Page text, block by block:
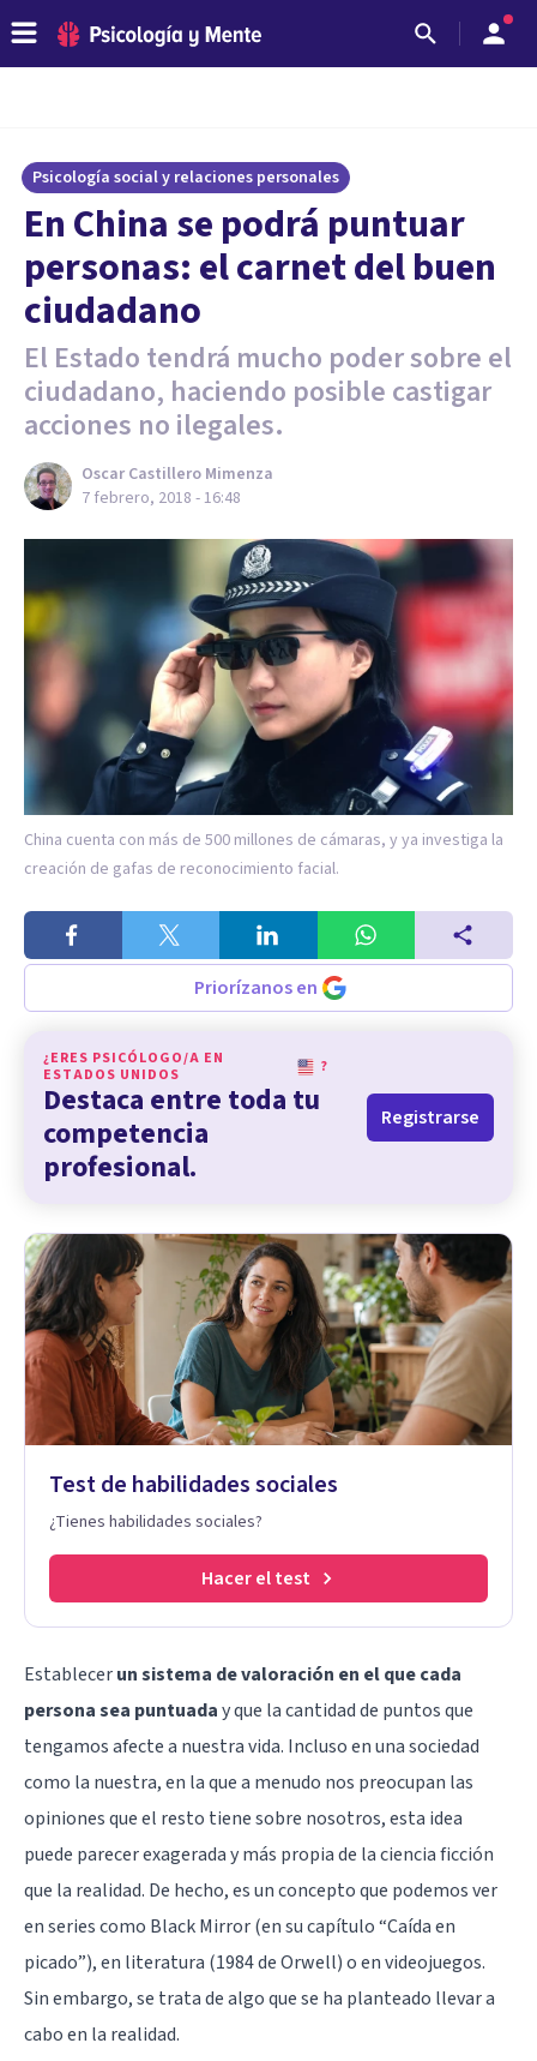
Psicología social y relaciones personales
En China se podrá puntuar
personas: el carnet del buen
ciudadano
El Estado tendrá mucho poder sobre el
ciudadano, haciendo posible castigar
acciones no ilegales.
Oscar Castillero Mimenza
7 febrero, 2018 - 16:48
China cuenta con más de 500 millones de cámaras, y ya investiga la
creación de gafas de reconocimiento facial.
Priorízanos en
¿ERES PSICÓLOGO/A EN
ESTADOS UNIDOS
?
Destaca entre toda tu
competencia
profesional.
Registrarse
Test de habilidades sociales
¿Tienes habilidades sociales?
Hacer el test
Establecerun sistema de valoración en el que cada
persona sea puntuaday que la cantidad de puntos que
tengamos afecte a nuestra vida. Incluso en una sociedad
como la nuestra, en la que a menudo nos preocupan las
opiniones que el resto tiene sobre nosotros, esta idea
puede parecer exagerada y más propia de la ciencia ficción
que la realidad. De hecho, es un concepto que podemos ver
en series como Black Mirror (en su capítulo “Caída en
picado”), en literatura (1984 de Orwell) o en videojuegos.
Sin embargo, se trata de algo que se ha planteado llevar a
cabo en la realidad.